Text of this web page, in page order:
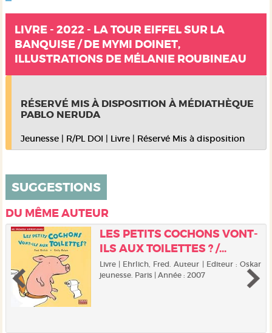
LIVRE - 2022 - LA TOUR EIFFEL SUR LA
BANQUISE / DE MYMI DOINET,
ILLUSTRATIONS DE MÉLANIE ROUBINEAU
RÉSERVÉ MIS À DISPOSITION À MÉDIATHÈQUE
PABLO NERUDA
Jeunesse | R/PL DOI | Livre | Réservé Mis à disposition
SUGGESTIONS
DU MÊME AUTEUR
LES PETITS COCHONS VONT-
ILS AUX TOILETTES ? /...
Livre | Ehrlich, Fred. Auteur | Editeur : Oskar
jeunesse. Paris | Année : 2007